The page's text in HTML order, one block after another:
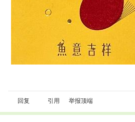
回复 引用 举报顶端